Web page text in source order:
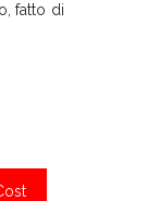
fatto di